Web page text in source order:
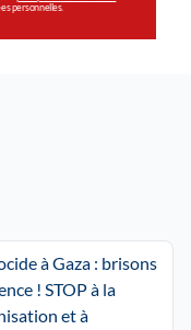
personnelles.
à Gaza : brisons
! STOP à la
et à